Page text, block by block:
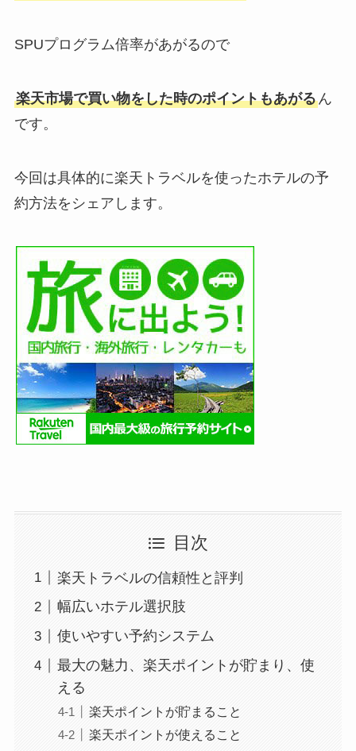
SPUプログラム倍率があがるので
楽天市場で買い物をした時のポイントもあがるん
です。
今回は具体的に楽天トラベルを使ったホテルの予
約方法をシェアします。
目次
楽天トラベルの信頼性と評判
幅広いホテル選択肢
使いやすい予約システム
最大の魅力、楽天ポイントが貯まり、使
える
楽天ポイントが貯まること
楽天ポイントが使えること